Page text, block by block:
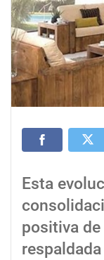
Esta
positiva